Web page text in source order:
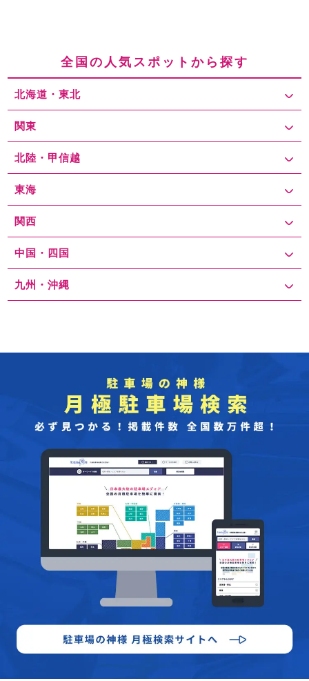
混雑を避けたい場合は、国際展示場駅・東京ビッグサイト駅の手前
の駅近の安い駐車場に車を駐車して、電車で東京ビッグサイトに行
く（パーク＆ライド）のも賢い選択
全国の人気スポットから探す
北海道・東北
関東
北陸・甲信越
東海
関西
中国・四国
九州・沖縄